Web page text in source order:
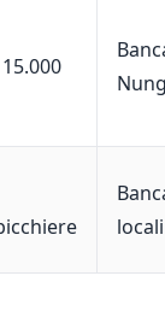
locali